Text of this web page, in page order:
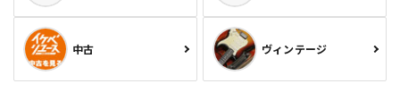
中古 ヴィンテージ